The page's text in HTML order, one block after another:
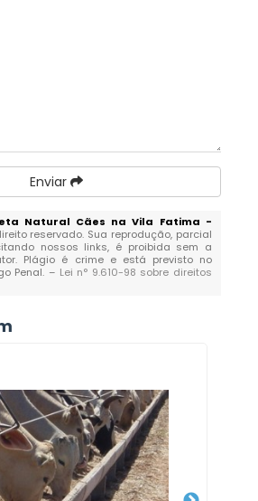
Enviar
Natural Cães na Vila Fatima -
reservado. Sua reprodução, parcial
nossos links, é proibida sem a
Plágio é crime e está previsto no
Penal. – Lei n° 9.610-98 sobre direitos